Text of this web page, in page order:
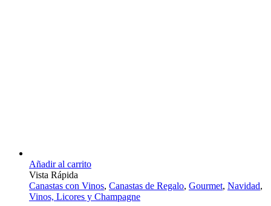
Añadir al carrito
Vista Rápida
Canastas con Vinos, Canastas de Regalo, Gourmet, Navidad,
Vinos, Licores y Champagne